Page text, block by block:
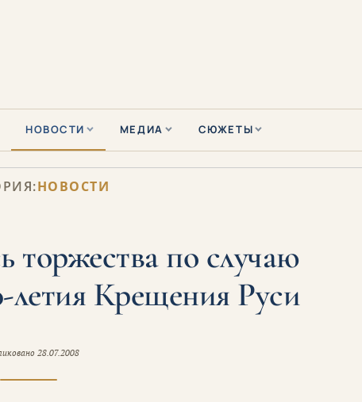
НОВОСТИ МЕДИА СЮЖЕТЫ
НОВОСТИ
торжества по случаю
летия Крещения Руси
28.07.2008